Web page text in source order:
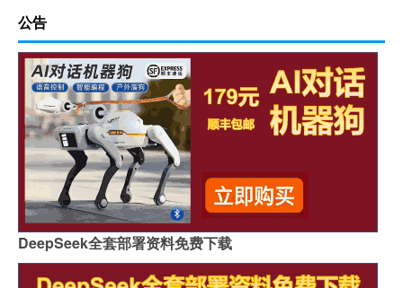
公告
DeepSeek全套部署资料免费下载